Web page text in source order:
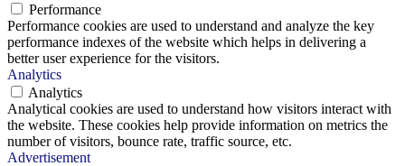
Performance
Performance cookies are used to understand and analyze the key
performance indexes of the website which helps in delivering a
better user experience for the visitors.
Analytics
Analytics
Analytical cookies are used to understand how visitors interact with
the website. These cookies help provide information on metrics the
number of visitors, bounce rate, traffic source, etc.
Advertisement